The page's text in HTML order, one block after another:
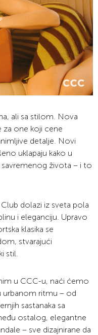
ali sa stilom. Nova
za one koji cene
detalje. Novi
uklapaju kako u
života – i to
dolazi iz sveta pola
i eleganciju. Upravo
klasika se
stvarajući
stil.
u CCC-u, naći ćemo
urbanom ritmu – od
sastanaka sa
ostalog, elegantne
– sve dizajnirane da